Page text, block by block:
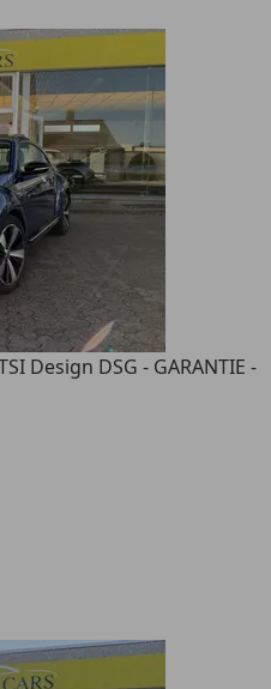
Design DSG - GARANTIE -